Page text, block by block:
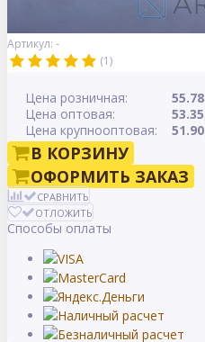
Артикул: -
(1)
Цена розничная: 55.78
Цена оптовая:
53.35
Цена крупнооптовая:
51.90
В КОРЗИНУ
ОФОРМИТЬ ЗАКАЗ
СРАВНИТЬ
ОТЛОЖИТЬ
Способы оплаты